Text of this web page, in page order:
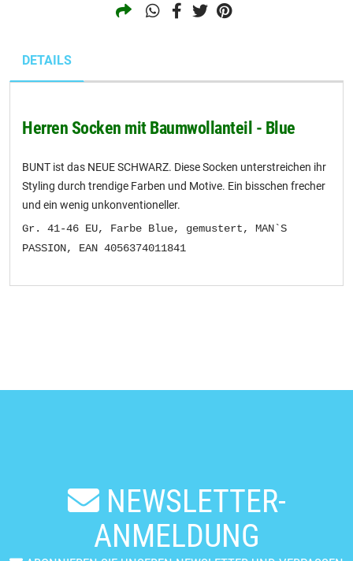
DETAILS
Herren Socken mit Baumwollanteil - Blue
BUNT ist das NEUE SCHWARZ. Diese Socken unterstreichen ihr
Styling durch trendige Farben und Motive. Ein bisschen frecher
und ein wenig unkonventioneller.
Gr. 41-46 EU, Farbe Blue, gemustert, MAN`S
PASSION, EAN 4056374011841
NEWSLETTER-
ANMELDUNG